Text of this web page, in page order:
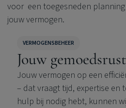
voor een toegesneden
jouw vermogen.
VERMOGENSBEHEER
Jouw
Jouw vermogen op een
– dat vraagt tijd, expertise en
hulp bij nodig hebt, kunnen